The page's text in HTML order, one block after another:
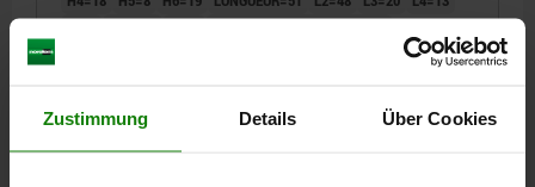
Zustimmung Details Über Cookies
228,84 CHF